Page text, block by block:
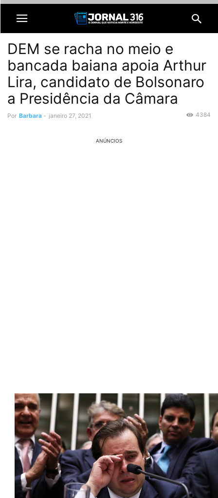
DEM se racha no meio e
bancada baiana apoia Arthur
Lira, candidato de Bolsonaro
a Presidência da Câmara
Por Barbara - janeiro 27, 2021 4384
ANÚNCIOS